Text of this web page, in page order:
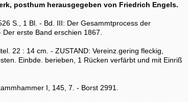
posthum herausgegeben von Friedrich Engels.
S., 1 Bl. - Bd. III: Der Gesammtprocess der
erste Band erschien 1867.
22 : 14 cm. - ZUSTAND: Vereinz.gering fleckig,
Einbde. berieben, 1 Rücken verfärbt und mit Einriß
I, 145, 7. - Borst 2991.